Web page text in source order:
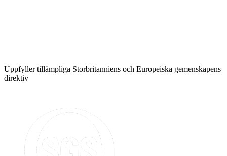
Uppfyller tillämpliga Storbritanniens och Europeiska gemenskapens
direktiv